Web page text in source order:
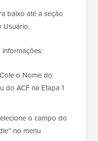
baixo até a seção
Usuário.
Cole o Nome do
do ACF na Etapa 1
o campo do
no menu